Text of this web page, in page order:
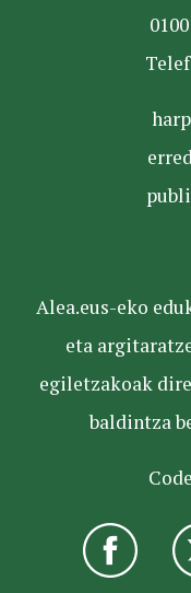
Alea.eus-eko
eta
egiletzakoak
baldintza